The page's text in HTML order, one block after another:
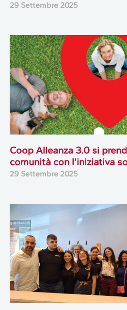
29 Settembre 2025
Coop Alleanza 3.0 si
comunità con l’iniziativa
29 Settembre 2025